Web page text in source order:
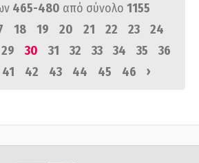
465-480 από σύνολο 1155
18 19 20 21 22 23
24
29 30 31 32 33 34 35
36
41 42 43 44 45 46 ›